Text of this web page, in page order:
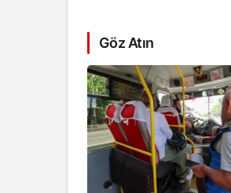
Göz Atın